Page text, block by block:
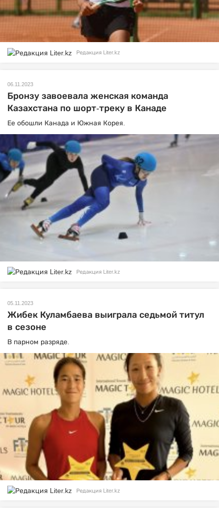
Редакция Liter.kz
06.11.2023
Бронзу завоевала женская команда
Казахстана по шорт-треку в Канаде
Ее обошли Канада и Южная Корея.
Редакция Liter.kz
05.11.2023
Жибек Куламбаева выиграла седьмой титул
в сезоне
В парном разряде.
Редакция Liter.kz